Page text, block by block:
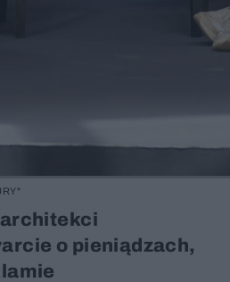
architekci
o pieniądzach,